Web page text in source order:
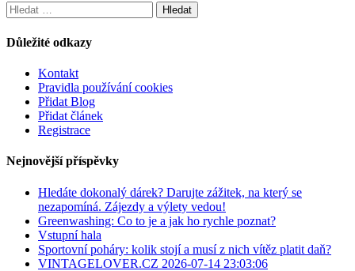
Vyhledávání
Důležité odkazy
Kontakt
Pravidla používání cookies
Přidat Blog
Přidat článek
Registrace
Nejnovější příspěvky
Hledáte dokonalý dárek? Darujte zážitek, na který se
nezapomíná. Zájezdy a výlety vedou!
Greenwashing: Co to je a jak ho rychle poznat?
Vstupní hala
Sportovní poháry: kolik stojí a musí z nich vítěz platit daň?
VINTAGELOVER.CZ 2026-07-14 23:03:06